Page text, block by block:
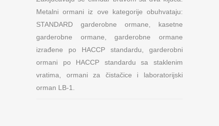
Metalni ormani iz ove kategorije obuhvataju:
STANDARD garderobne ormane, kasetne
garderobne ormane, garderobne ormane
izrađene po HACCP standardu, garderobni
ormani po HACCP standardu sa staklenim
vratima, ormani za čistačice i laboratorijski
orman LB-1.